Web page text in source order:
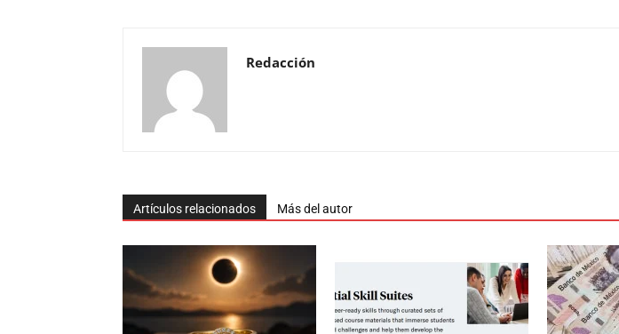
Redacción
Artículos relacionados Más del autor